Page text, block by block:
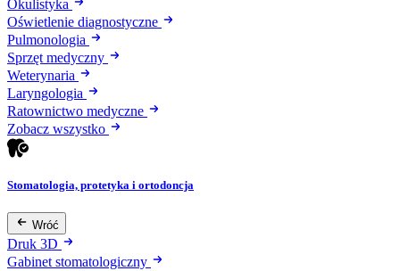
Okulistyka
Oświetlenie diagnostyczne
Pulmonologia
Sprzęt medyczny
Weterynaria
Laryngologia
Ratownictwo medyczne
Zobacz wszystko
Stomatologia, protetyka i ortodoncja
Wróć
Druk 3D
Gabinet stomatologiczny